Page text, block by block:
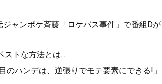
ャンポケ斉藤「ロケバス事件」で番組Dが
ストな方法とは...
ハンデは、逆張りでモテ要素にできる!」